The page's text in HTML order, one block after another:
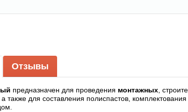
Отзывы
предназначен для проведения монтажных,
а также для составления полиспастов,